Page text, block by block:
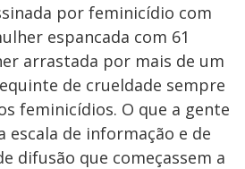
por feminicídio com
espancada com 61
arrastada por mais de um
de crueldade sempre
feminicídios. O que a gente
escala de informação e de
difusão que começassem a